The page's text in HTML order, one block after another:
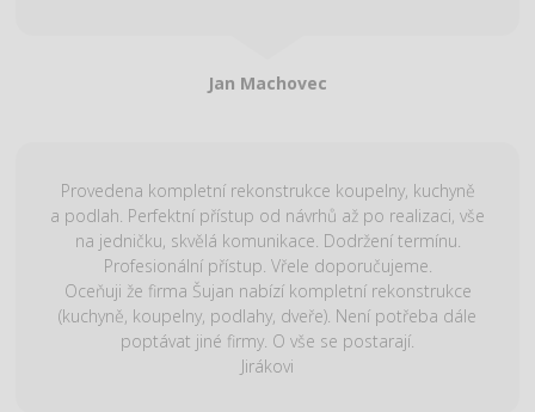
Jan Machovec
Provedena kompletní rekonstrukce koupelny, kuchyně
a podlah. Perfektní přístup od návrhů až po realizaci, vše
na jedničku, skvělá komunikace. Dodržení termínu.
Profesionální přístup. Vřele doporučujeme.
Oceňuji že firma Šujan nabízí kompletní rekonstrukce
(kuchyně, koupelny, podlahy, dveře). Není potřeba dále
poptávat jiné firmy. O vše se postarají.
Jirákovi